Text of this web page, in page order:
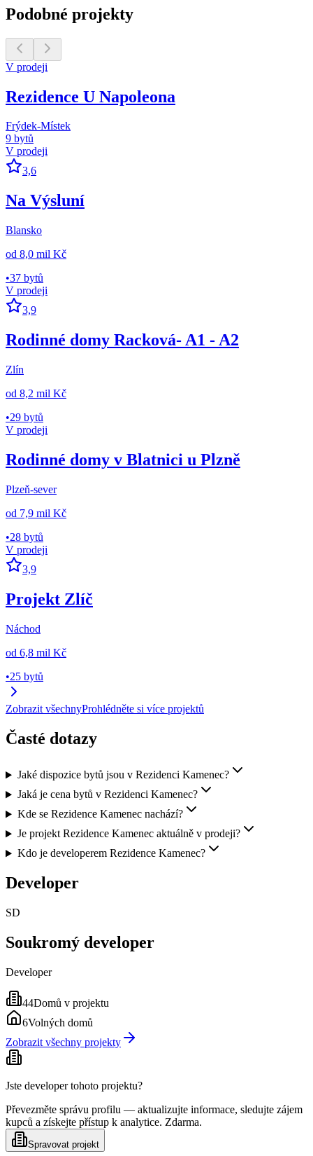
Podobné projekty
V prodeji
Rezidence U Napoleona
Frýdek-Místek
9 bytů
V prodeji
3,6
Na Výsluní
Blansko
od 8,0 mil Kč
•37 bytů
V prodeji
3,9
Rodinné domy Racková- A1 - A2
Zlín
od 8,2 mil Kč
•29 bytů
V prodeji
Rodinné domy v Blatnici u Plzně
Plzeň-sever
od 7,9 mil Kč
•28 bytů
V prodeji
3,9
Projekt Zlíč
Náchod
od 6,8 mil Kč
•25 bytů
Zobrazit všechnyProhlédněte si více projektů
Časté dotazy
Jaké dispozice bytů jsou v Rezidenci Kamenec?
Jaká je cena bytů v Rezidenci Kamenec?
Kde se Rezidence Kamenec nachází?
Je projekt Rezidence Kamenec aktuálně v prodeji?
Kdo je developerem Rezidence Kamenec?
Developer
SD
Soukromý developer
Developer
44Domů v projektu
6Volných domů
Zobrazit všechny projekty
Jste developer tohoto projektu?
Převezměte správu profilu — aktualizujte informace, sledujte zájem
kupců a získejte přístup k analytice. Zdarma.
Spravovat projekt